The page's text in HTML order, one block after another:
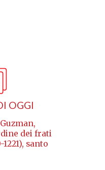
OGGI
dei frati
santo